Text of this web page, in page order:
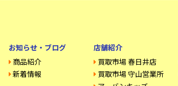
お知らせ・ブログ
商品紹介
新着情報
店舗紹介
買取市場 春日井店
買取市場 守山営業所